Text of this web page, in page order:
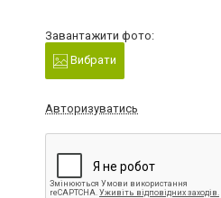
Завантажити фото:
Вибрати
Авторизуватись